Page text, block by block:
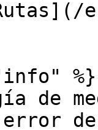
%}
de
de